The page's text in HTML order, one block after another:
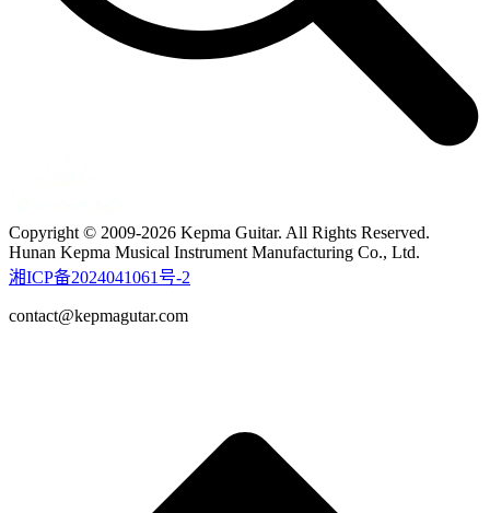
Copyright © 2009-2026 Kepma Guitar. All Rights Reserved.
Hunan Kepma Musical Instrument Manufacturing Co., Ltd.
湘ICP备2024041061号-2
contact@kepmagutar.com